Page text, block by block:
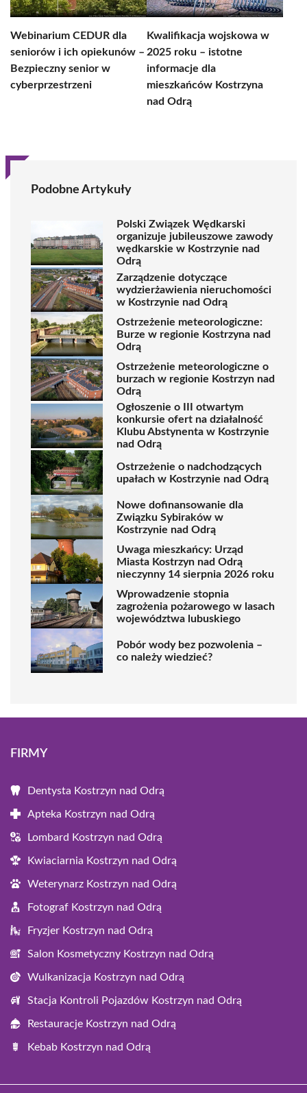
Webinarium CEDUR dla
seniorów i ich opiekunów –
Bezpieczny senior w
cyberprzestrzeni
Kwalifikacja wojskowa w
2025 roku – istotne
informacje dla
mieszkańców Kostrzyna
nad Odrą
Podobne Artykuły
Polski Związek Wędkarski
organizuje jubileuszowe zawody
wędkarskie w Kostrzynie nad
Odrą
Zarządzenie dotyczące
wydzierżawienia nieruchomości
w Kostrzynie nad Odrą
Ostrzeżenie meteorologiczne:
Burze w regionie Kostrzyna nad
Odrą
Ostrzeżenie meteorologiczne o
burzach w regionie Kostrzyn nad
Odrą
Ogłoszenie o III otwartym
konkursie ofert na działalność
Klubu Abstynenta w Kostrzynie
nad Odrą
Ostrzeżenie o nadchodzących
upałach w Kostrzynie nad Odrą
Nowe dofinansowanie dla
Związku Sybiraków w
Kostrzynie nad Odrą
Uwaga mieszkańcy: Urząd
Miasta Kostrzyn nad Odrą
nieczynny 14 sierpnia 2026 roku
Wprowadzenie stopnia
zagrożenia pożarowego w lasach
województwa lubuskiego
Pobór wody bez pozwolenia –
co należy wiedzieć?
FIRMY
Dentysta Kostrzyn nad Odrą
Apteka Kostrzyn nad Odrą
Lombard Kostrzyn nad Odrą
Kwiaciarnia Kostrzyn nad Odrą
Weterynarz Kostrzyn nad Odrą
Fotograf Kostrzyn nad Odrą
Fryzjer Kostrzyn nad Odrą
Salon Kosmetyczny Kostrzyn nad Odrą
Wulkanizacja Kostrzyn nad Odrą
Stacja Kontroli Pojazdów Kostrzyn nad Odrą
Restauracje Kostrzyn nad Odrą
Kebab Kostrzyn nad Odrą